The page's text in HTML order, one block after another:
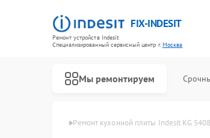
FIX-INDESIT
Ремонт устройств Indesit
Специализированный cервисный центр г.Москва
Мы ремонтируем
Indesit в Москве Ремонт кухонной плиты Indesit KG